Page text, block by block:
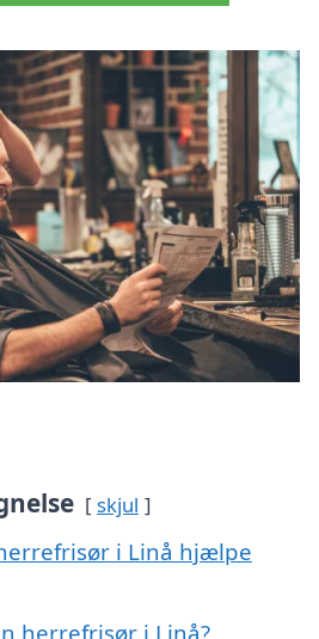
skjul
i Linå hjælpe
herrefrisør i Linå?